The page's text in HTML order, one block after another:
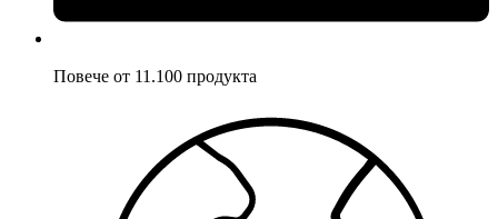
Повече от 11.100 продукта